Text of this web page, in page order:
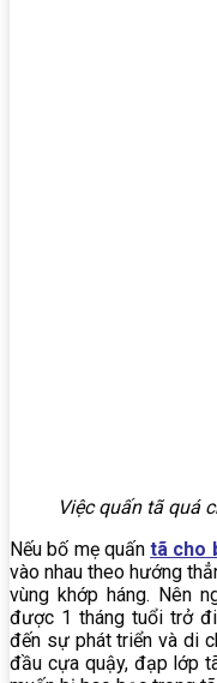
Việc quấn tã quá
Nếu bố mẹ quấntã cho
vào nhau theo hướng
vùng khớp háng. Nên
được 1 tháng tuổi trở
đến sự phát triển và di
đầu cựa quậy, đạp lớp